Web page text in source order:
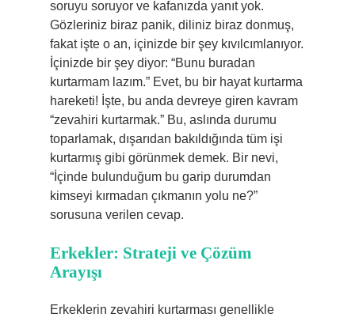
soruyu soruyor ve kafanızda yanıt yok.
Gözleriniz biraz panik, diliniz biraz donmuş,
fakat işte o an, içinizde bir şey kıvılcımlanıyor.
İçinizde bir şey diyor: “Bunu buradan
kurtarmam lazım.” Evet, bu bir hayat kurtarma
hareketi! İşte, bu anda devreye giren kavram
“zevahiri kurtarmak.” Bu, aslında durumu
toparlamak, dışarıdan bakıldığında tüm işi
kurtarmış gibi görünmek demek. Bir nevi,
“İçinde bulunduğum bu garip durumdan
kimseyi kırmadan çıkmanın yolu ne?”
sorusuna verilen cevap.
Erkekler: Strateji ve Çözüm
Arayışı
Erkeklerin zevahiri kurtarması genellikle